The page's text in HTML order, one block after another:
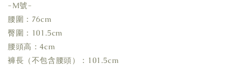
-M號-
腰圍：76cm
臀圍：101.5cm
腰頭高：4cm
褲長（不包含腰頭）：101.5cm